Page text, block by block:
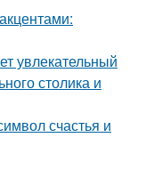
увлекательный
столика и
счастья и